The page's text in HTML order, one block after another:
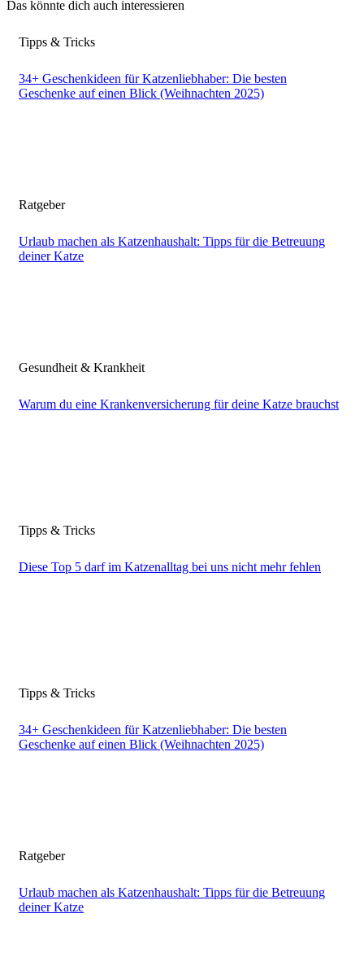
Das könnte dich auch interessieren
Tipps & Tricks
34+ Geschenkideen für Katzenliebhaber: Die besten
Geschenke auf einen Blick (Weihnachten 2025)
Ratgeber
Urlaub machen als Katzenhaushalt: Tipps für die Betreuung
deiner Katze
Gesundheit & Krankheit
Warum du eine Krankenversicherung für deine Katze brauchst
Tipps & Tricks
Diese Top 5 darf im Katzenalltag bei uns nicht mehr fehlen
Tipps & Tricks
34+ Geschenkideen für Katzenliebhaber: Die besten
Geschenke auf einen Blick (Weihnachten 2025)
Ratgeber
Urlaub machen als Katzenhaushalt: Tipps für die Betreuung
deiner Katze